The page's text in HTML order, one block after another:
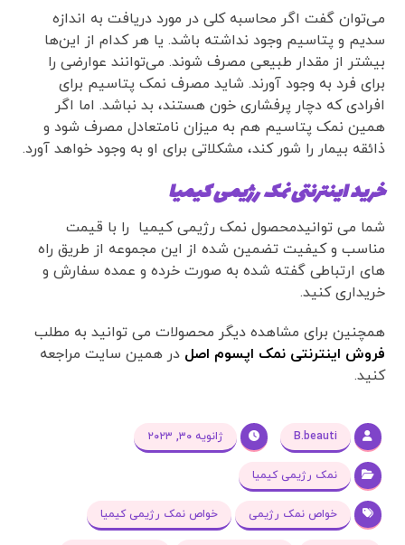
می‌توان گفت اگر محاسبه کلی در مورد دریافت به اندازه
سدیم و پتاسیم وجود نداشته باشد. یا هر کدام از این‌ها
بیشتر از مقدار طبیعی مصرف شوند. می‌توانند عوارضی را
برای فرد به وجود آورند. شاید مصرف نمک پتاسیم برای
افرادی که دچار پرفشاری خون هستند، بد نباشد. اما اگر
همین نمک پتاسیم هم به میزان نامتعادل مصرف شود و
ذائقه بیمار را شور کند، مشکلاتی برای او به وجود خواهد آورد.
خرید اینترنتی نمک رژیمی کیمیا
شما می توانیدمحصول نمک رژیمی کیمیا را با قیمت
مناسب و کیفیت تضمین شده از این مجموعه از طریق راه
های ارتباطی گفته شده به صورت خرده و عمده سفارش و
خریداری کنید.
همچنین برای مشاهده دیگر محصولات می توانید به مطلب
فروش اینترنتی نمک اپسوم اصل در همین سایت مراجعه
کنید.
B.beauti ژانویه ۳۰, ۲۰۲۳
نمک رژیمی کیمیا
خواص نمک رژیمی خواص نمک رژیمی کیمیا